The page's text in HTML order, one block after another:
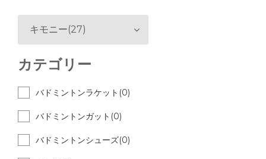
キモニー(27)
カテゴリー
バドミントンラケット(0)
バドミントンガット(0)
バドミントンシューズ(0)